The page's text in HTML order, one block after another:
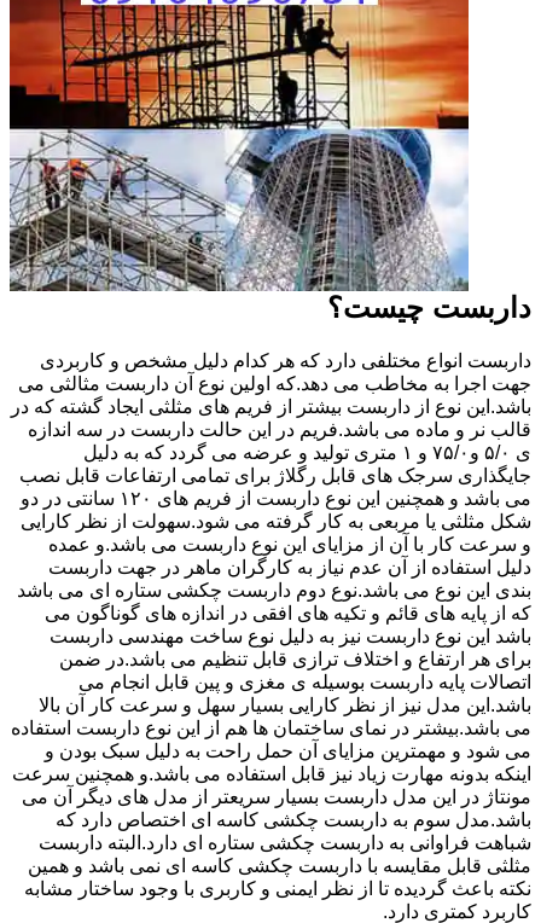
داربست چیست؟
داربست انواع مختلفی دارد که هر کدام دلیل مشخص و کاربردی
جهت اجرا به مخاطب می دهد.که اولین نوع آن داربست مثالثی می
باشد.این نوع از داربست بیشتر از فریم های مثلثی ایجاد گشته که در
قالب نر و ماده می باشد.فریم در این حالت داربست در سه اندازه
ی ۵/۰ و۷۵/۰ و ۱ متری تولید و عرضه می گردد که به دلیل
جایگذاری سرجک های قابل رگلاژ برای تمامی ارتفاعات قابل نصب
می باشد و همچنین این نوع داربست از فریم های ۱۲۰ سانتی در دو
شکل مثلثی یا مربعی به کار گرفته می شود.سهولت از نظر کارایی
و سرعت کار با آن از مزایای این نوع داربست می باشد.و عمده
دلیل استفاده از آن عدم نیاز به کارگران ماهر در جهت داربست
بندی این نوع می باشد.نوع دوم داربست چکشی ستاره ای می باشد
که از پایه های قائم و تکیه های افقی در اندازه های گوناگون می
باشد این نوع داربست نیز به دلیل نوع ساخت مهندسی داربست
برای هر ارتفاع و اختلاف ترازی قابل تنظیم می باشد.در ضمن
اتصالات پایه داربست بوسیله ی مغزی و پین قابل انجام می
باشد.این مدل نیز از نظر کارایی بسیار سهل و سرعت کار آن بالا
می باشد.بیشتر در نمای ساختمان ها هم از این نوع داربست استفاده
می شود و مهمترین مزایای آن حمل راحت به دلیل سبک بودن و
اینکه بدونه مهارت زیاد نیز قابل استفاده می باشد.و همچنین سرعت
مونتاژ در این مدل داربست بسیار سریعتر از مدل های دیگر آن می
باشد.مدل سوم به داربست چکشی کاسه ای اختصاص دارد که
شباهت فراوانی به داربست چکشی ستاره ای دارد.البته داربست
مثلثی قابل مقایسه با داربست چکشی کاسه ای نمی باشد و همین
نکته باعث گردیده تا از نظر ایمنی و کاربری با وجود ساختار مشابه
کاربرد کمتری دارد.